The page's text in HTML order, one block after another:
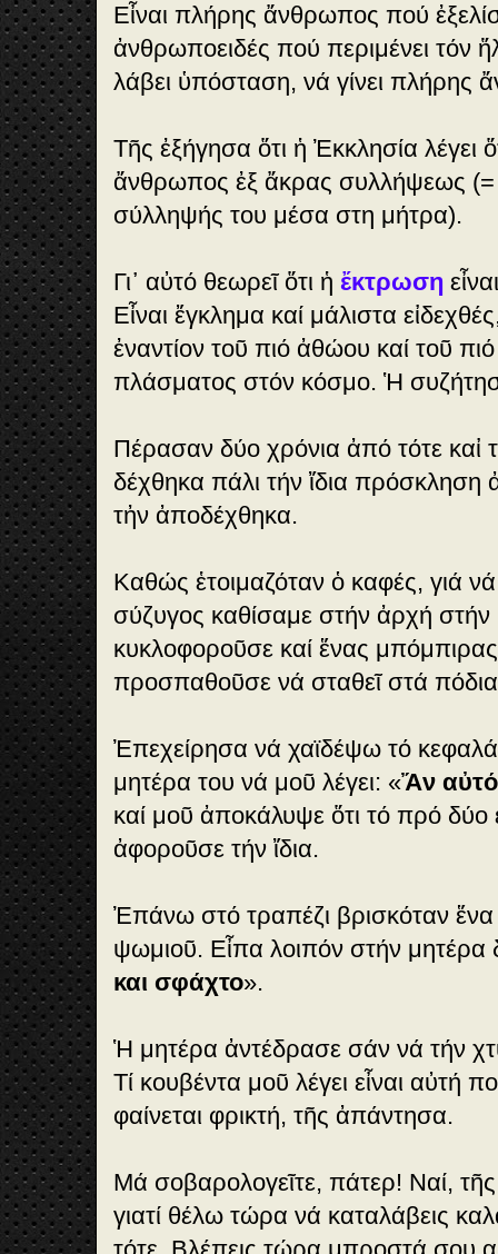
Εἶναι πλήρης ἄνθρωπος πού
ἀνθρωποειδές πού περιμένει τόν
λάβει ὑπόσταση, νά γίνει πλήρης
Τῆς ἐξήγησα ὅτι ἡ Ἐκκλησία λέγει
ἄνθρωπος ἐξ ἄκρας συλλήψεως (=
σύλληψής του μέσα στη μήτρα).
Γι᾽ αὐτό θεωρεῖ ὅτι ἡ ἔκτρωση
Εἶναι ἔγκλημα καί μάλιστα
ἐναντίον τοῦ πιό ἀθώου καί τοῦ
πλάσματος στόν κόσμο. Ἡ
Πέρασαν δύο χρόνια ἀπό τότε καἰ
δέχθηκα πάλι τήν ἴδια
τἠν ἀποδέχθηκα.
Καθώς ἑτοιμαζόταν ὁ καφές, γιά
σύζυγος καθίσαμε στήν ἀρχή στήν
κυκλοφοροῦσε καί ἕνας
προσπαθοῦσε νά σταθεῖ στά
Ἐπεχείρησα νά χαϊδέψω τό
μητέρα του νά μοῦ λέγει: «Ἄν
καί μοῦ ἀποκάλυψε ὅτι τό πρό
ἀφοροῦσε τήν ἴδια.
Ἐπάνω στό τραπέζι βρισκόταν ἕνα
ψωμιοῦ. Εἶπα λοιπόν στήν μητέρα
και σφάχτο».
Ἡ μητέρα ἀντέδρασε σάν νά τήν
Τί κουβέντα μοῦ λέγει εἶναι αὐτή
φαίνεται φρικτή, τῆς ἀπάντησα.
Μά σοβαρολογεῖτε, πάτερ! Ναί,
γιατί θέλω τώρα νά καταλάβεις